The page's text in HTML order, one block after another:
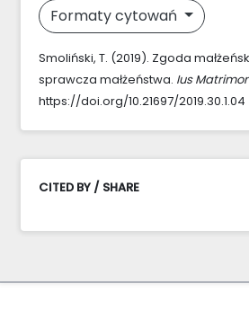
Formaty cytowań
Smoliński, T. (2019). Zgoda
sprawcza małżeństwa. Ius
https://doi.org/10.21697/2019.30.1.04
CITED BY / SHARE